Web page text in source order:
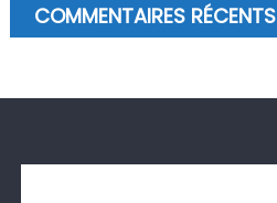
COMMENTAIRES RÉCENTS